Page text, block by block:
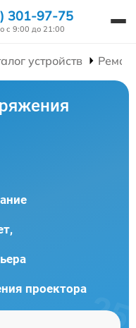
301-97-75
с 9:00 до 21:00
устройств
проектора